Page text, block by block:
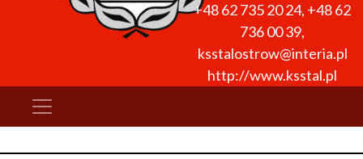
+48 62 735 20 24, +48 62
736 00 39,
ksstalostrow@interia.pl
http://www.ksstal.pl